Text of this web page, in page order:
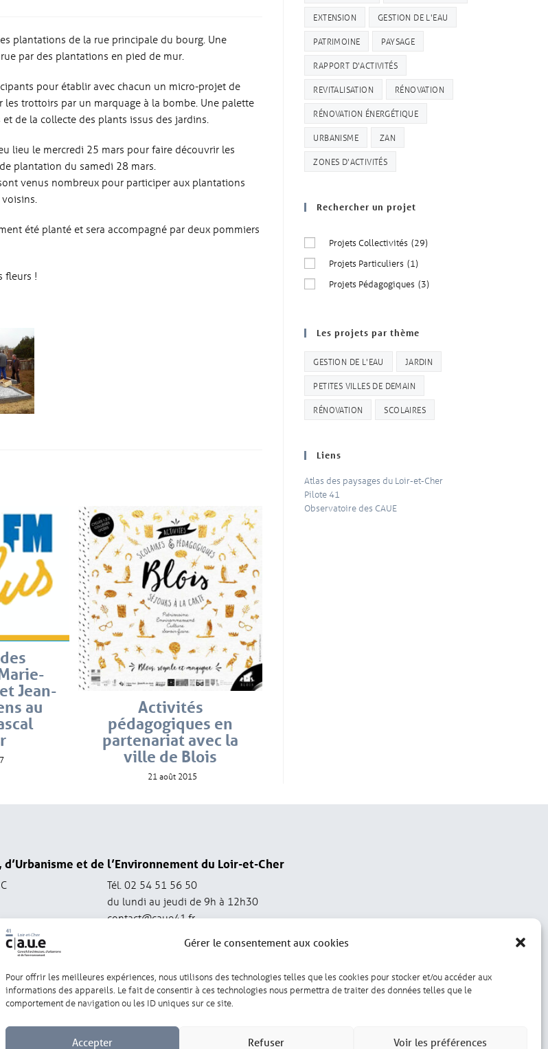
Gérer le consentement aux cookies
Pour offrir les meilleures expériences, nous utilisons des technologies telles que les cookies pour stocker et/ou accéder aux
informations des appareils. Le fait de consentir à ces technologies nous permettra de traiter des données telles que le
comportement de navigation ou les ID uniques sur ce site.
Accepter Refuser Voir les préférences
plantations de la rue principale du bourg. Une
par des plantations en pied de mur.
pour établir avec chacun un micro-projet de
trottoirs par un marquage à la bombe. Une palette
de la collecte des plants issus des jardins.
lieu le mercredi 25 mars pour faire découvrir les
plantation du samedi 28 mars.
venus nombreux pour participer aux plantations
été planté et sera accompagné par deux pommiers
fleurs !
Jean-
au
Activités
pédagogiques en
partenariat avec la
ville de Blois
21 août 2015
EXTENSION GESTION DE L'EAU
PATRIMOINE PAYSAGE
RAPPORT D'ACTIVITÉS
REVITALISATION RÉNOVATION
RÉNOVATION ÉNERGÉTIQUE
URBANISME ZAN
ZONES D'ACTIVITÉS
Rechercher un projet
Projets Collectivités (29)
Projets Particuliers (1)
Projets Pédagogiques (3)
Les projets par thème
GESTION DE L'EAU JARDIN
PETITES VILLES DE DEMAIN
RÉNOVATION SCOLAIRES
Liens
Atlas des paysages du Loir-et-Cher
Pilote 41
Observatoire des CAUE
et de l’Environnement du Loir-et-Cher
Tél. 02 54 51 56 50
du lundi au jeudi de 9h à 12h30
contact@caue41.fr